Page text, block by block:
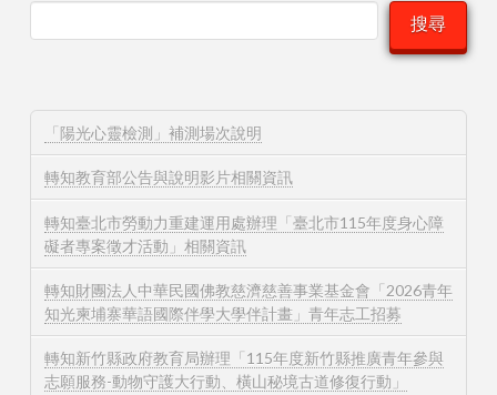
搜尋
「陽光心靈檢測」補測場次說明
轉知教育部公告與說明影片相關資訊
轉知臺北市勞動力重建運用處辦理「臺北市115年度身心障
礙者專案徵才活動」相關資訊
轉知財團法人中華民國佛教慈濟慈善事業基金會「2026青年
知光柬埔寨華語國際伴學大學伴計畫」青年志工招募
轉知新竹縣政府教育局辦理「115年度新竹縣推廣青年參與
志願服務-動物守護大行動、橫山秘境古道修復行動」